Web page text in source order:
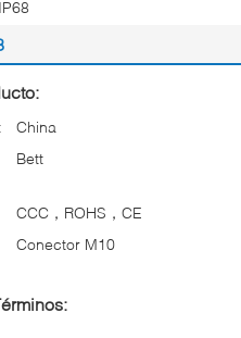
China
Bett
CCC，ROHS，CE
Conector M10